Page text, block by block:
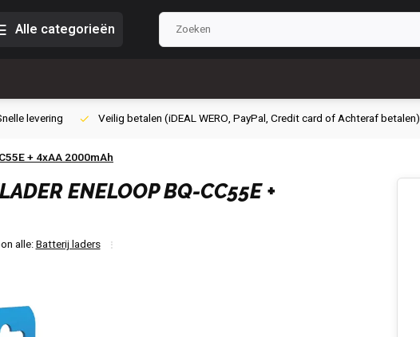
Alle categorieën
levering Veilig betalen (iDEAL WERO, PayPal, Credit card of Achteraf betalen)
+ 4xAA 2000mAh
ENELOOP BQ-CC55E +
alle:Batterij laders